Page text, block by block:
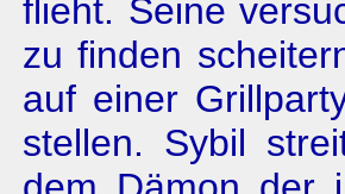
flieht. Seine
zu finden
auf einer
stellen. Sybil